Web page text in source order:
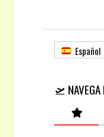
Español
🛫 NAVEGA